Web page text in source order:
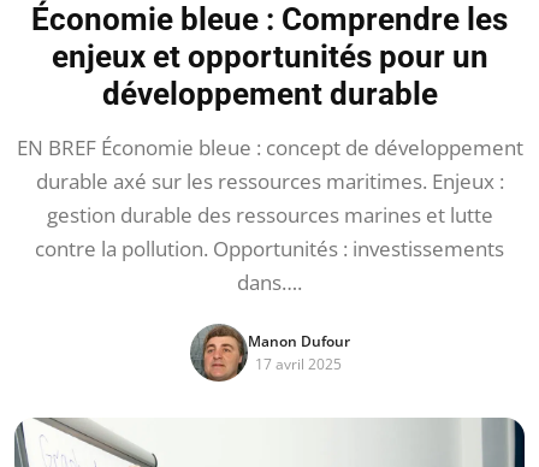
Économie bleue : Comprendre les
enjeux et opportunités pour un
développement durable
EN BREF Économie bleue : concept de développement
durable axé sur les ressources maritimes. Enjeux :
gestion durable des ressources marines et lutte
contre la pollution. Opportunités : investissements
dans….
Manon Dufour
17 avril 2025